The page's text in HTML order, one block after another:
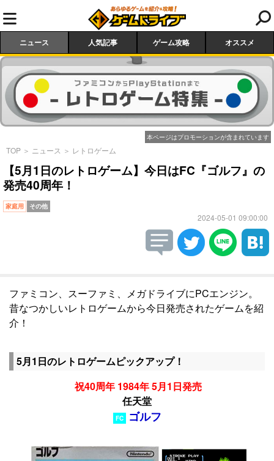
ニュース 人気記事 ゲーム攻略 オススメ
本ページはプロモーションが含まれています
TOP ＞ ニュース ＞ レトロゲーム
【5月1日のレトロゲーム】今日はFC『ゴルフ』の
発売40周年！
家庭用 その他
2024-05-01 09:00:00
ファミコン、スーファミ、メガドライブにPCエンジン。
昔なつかしいレトロゲームから今日発売されたゲームを紹
介！
5月1日のレトロゲームピックアップ！
祝40周年 1984年 5月1日発売
任天堂
FC ゴルフ